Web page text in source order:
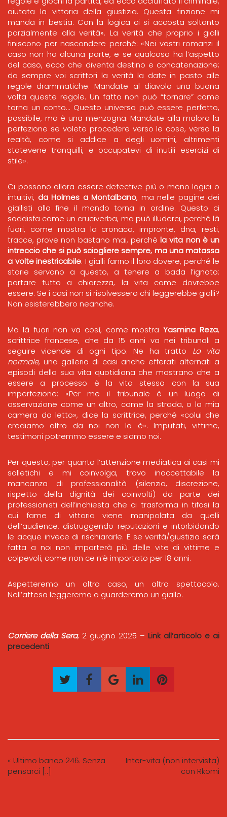
aiutata la vittoria della giustizia. Questa finzione mi
manda in bestia. Con la logica ci si accosta soltanto
parzialmente alla verità». La verità che proprio i gialli
finiscono per nascondere perché: «Nei vostri romanzi il
caso non ha alcuna parte, e se qualcosa ha l’aspetto
del caso, ecco che diventa destino e concatenazione;
da sempre voi scrittori la verità la date in pasto alle
regole drammatiche. Mandate al diavolo una buona
volta queste regole. Un fatto non può “tornare” come
torna un conto… Questo universo può essere perfetto,
possibile, ma è una menzogna. Mandate alla malora la
perfezione se volete procedere verso le cose, verso la
realtà, come si addice a degli uomini, altrimenti
statevene tranquilli, e occupatevi di inutili esercizi di
stile».
Ci possono allora essere detective più o meno logici o
intuitivi, da Holmes a Montalbano, ma nelle pagine dei
giallisti alla fine il mondo torna in ordine. Questo ci
soddisfa come un cruciverba, ma può illuderci, perché là
fuori, come mostra la cronaca, impronte, dna, resti,
tracce, prove non bastano mai, perchéla vita non è un
intreccio che si può sciogliere sempre, ma una matassa
a volte inestricabile. I gialli fanno il loro dovere, perché le
storie servono a questo, a tenere a bada l’ignoto:
portare tutto a chiarezza, la vita come dovrebbe
essere. Se i casi non si risolvessero chi leggerebbe gialli?
Non esisterebbero neanche.
Ma là fuori non va così, come mostraYasmina Reza,
scrittrice francese, che da 15 anni va nei tribunali a
seguire vicende di ogni tipo. Ne ha tratto La vita
normale, una galleria di casi anche efferati alternati a
episodi della sua vita quotidiana che mostrano che a
essere a processo è la vita stessa con la sua
imperfezione: «Per me il tribunale è un luogo di
osservazione come un altro, come la strada, o la mia
camera da letto», dice la scrittrice, perché «colui che
crediamo altro da noi non lo è». Imputati, vittime,
testimoni potremmo essere e siamo noi.
Per questo, per quanto l’attenzione mediatica ai casi mi
solletichi e mi coinvolga, trovo inaccettabile la
mancanza di professionalità (silenzio, discrezione,
rispetto della dignità dei coinvolti) da parte dei
professionisti dell’inchiesta che ci trasforma in tifosi la
cui fame di vittoria viene manipolata da quelli
dell’audience, distruggendo reputazioni e intorbidando
le acque invece di rischiararle. E se verità/giustizia sarà
fatta a noi non importerà più delle vite di vittime e
colpevoli, come non ce n’è importato per 18 anni.
Aspetteremo un altro caso, un altro spettacolo.
Nell’attesa leggeremo o guarderemo un giallo.
Corriere della Sera, 2 giugno 2025 – Link all’articolo e ai
precedenti
« Ultimo banco 246. Senza
pensarci [..]
Inter-vita (non intervista)
con Rkomi